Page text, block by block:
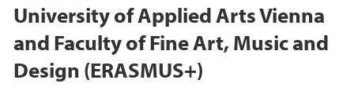
University of Applied Arts Vienna
and Faculty of Fine Art, Music and
Design (ERASMUS+)